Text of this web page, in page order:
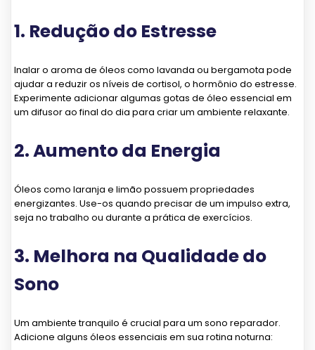
1. Redução do Estresse
Inalar o aroma de óleos como lavanda ou bergamota pode
ajudar a reduzir os níveis de cortisol, o hormônio do estresse.
Experimente adicionar algumas gotas de óleo essencial em
um difusor ao final do dia para criar um ambiente relaxante.
2. Aumento da Energia
Óleos como laranja e limão possuem propriedades
energizantes. Use-os quando precisar de um impulso extra,
seja no trabalho ou durante a prática de exercícios.
3. Melhora na Qualidade do
Sono
Um ambiente tranquilo é crucial para um sono reparador.
Adicione alguns óleos essenciais em sua rotina noturna: